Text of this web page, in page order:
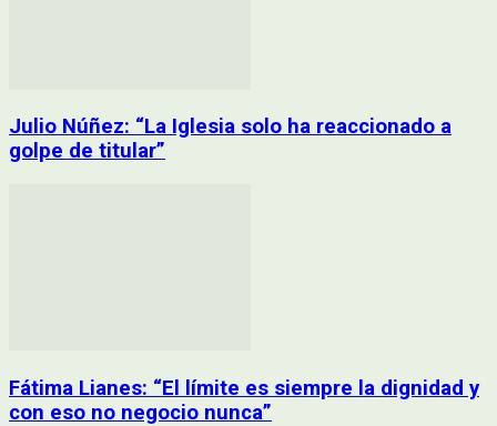
Julio Núñez: “La Iglesia solo ha reaccionado a
golpe de titular”
Fátima Lianes: “El límite es siempre la dignidad y
con eso no negocio nunca”